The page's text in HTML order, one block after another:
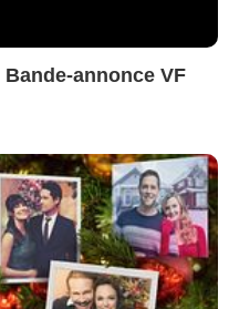
annonce VF